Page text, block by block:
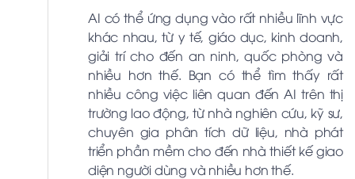
AI có thể ứng dụng vào rất nhiều lĩnh vực
khác nhau, từ y tế, giáo dục, kinh doanh,
giải trí cho đến an ninh, quốc phòng và
nhiều hơn thế. Bạn có thể tìm thấy rất
nhiều công việc liên quan đến AI trên thị
trường lao động, từ nhà nghiên cứu, kỹ sư,
chuyên gia phân tích dữ liệu, nhà phát
triển phần mềm cho đến nhà thiết kế giao
diện người dùng và nhiều hơn thế.